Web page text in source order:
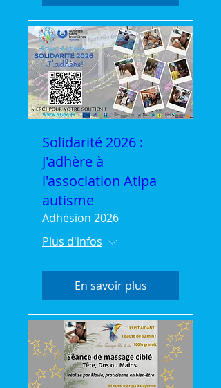
Solidarité 2026 :
J'adhère à
l'association Atipa
autisme
Adhésion 2026
Plus d'infos
En savoir plus